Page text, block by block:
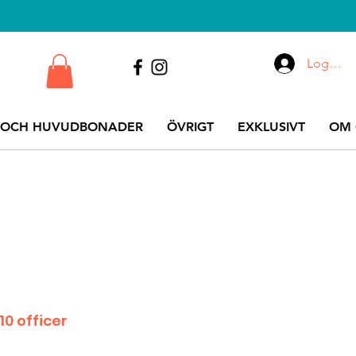
HUVUDBONADER ÖVRIGT EXKLUSIVT OM
Logga
officer